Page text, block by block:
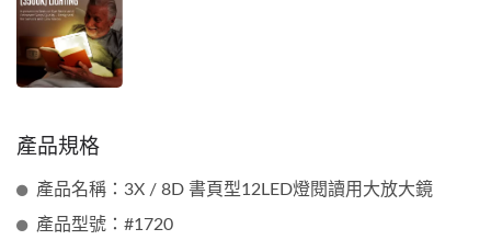
產品規格
產品名稱：3X / 8D 書頁型12LED燈閱讀用大放大鏡
產品型號：#1720